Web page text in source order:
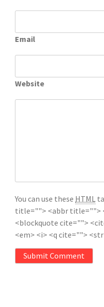
Email
Website
You can use these HTML
title=""> <abbr title="">
<blockquote cite="">
<em> <i> <q cite="">
Submit Comment